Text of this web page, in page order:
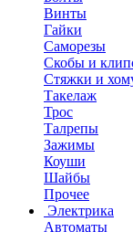
Винты
Гайки
Саморезы
Скобы и
Стяжки и
Такелаж
Трос
Талрепы
Зажимы
Коуши
Шайбы
Прочее
Электрика
Автоматы